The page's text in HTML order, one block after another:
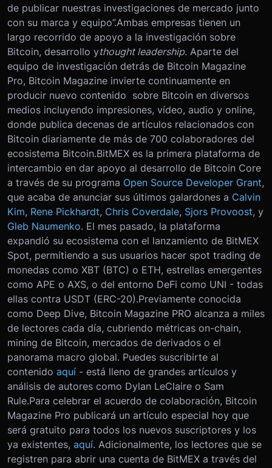
de publicar nuestras investigaciones de mercado junto
con su marca y equipo”.Ambas empresas tienen un
largo recorrido de apoyo a la investigación sobre
Bitcoin, desarrollo ythought leadership. Aparte del
equipo de investigación detrás de Bitcoin Magazine
Pro, Bitcoin Magazine invierte continuamente en
producir nuevo contenido sobre Bitcoin en diversos
medios incluyendo impresiones, vídeo, audio y online,
donde publica decenas de artículos relacionados con
Bitcoin diariamente de más de 700 colaboradores del
ecosistema Bitcoin.BitMEX es la primera plataforma de
intercambio en dar apoyo al desarrollo de Bitcoin Core
a través de su programa Open Source Developer Grant,
que acaba de anunciar sus últimos galardones a Calvin
Kim, Rene Pickhardt, Chris Coverdale, Sjors Provoost, y
Gleb Naumenko. El mes pasado, la plataforma
expandió su ecosistema con el lanzamiento de BitMEX
Spot, permitiendo a sus usuarios hacer spot trading de
monedas como XBT (BTC) o ETH, estrellas emergentes
como APE o AXS, o del entorno DeFi como UNI - todas
ellas contra USDT (ERC-20).Previamente conocida
como Deep Dive, Bitcoin Magazine PRO alcanza a miles
de lectores cada día, cubriendo métricas on-chain,
mining de Bitcoin, mercados de derivados o el
panorama macro global. Puedes suscribirte al
contenido aquí - está lleno de grandes artículos y
análisis de autores como Dylan LeClaire o Sam
Rule.Para celebrar el acuerdo de colaboración, Bitcoin
Magazine Pro publicará un artículo especial hoy que
será gratuito para todos los nuevos suscriptores y los
ya existentes, aquí. Adicionalmente, los lectores que se
registren para abrir una cuenta de BitMEX a través del